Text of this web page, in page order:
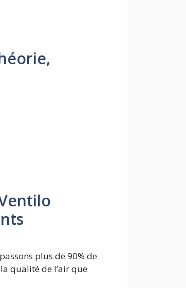
plus de 90% de
qualité de l’air que